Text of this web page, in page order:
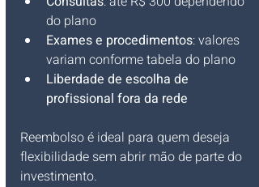
do plano
Exames e procedimentos: valores
variam conforme tabela do plano
Liberdade de escolha de
profissional fora da rede
Reembolso é ideal para quem deseja
flexibilidade sem abrir mão de parte do
investimento.